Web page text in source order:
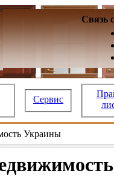
Связь
Сервис
Украины